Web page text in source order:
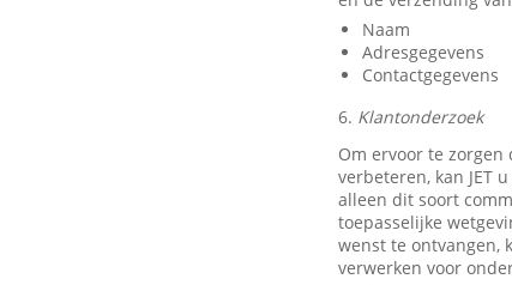
Naam
Adresgegevens
Contactgegevens
6. Klantonderzoek
Om ervoor te
verbeteren, kan JET
alleen dit soort
toepasselijke
wenst te ontvangen,
verwerken voor